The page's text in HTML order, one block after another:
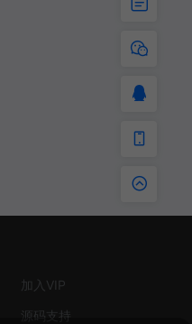
加入VIP
源码支持